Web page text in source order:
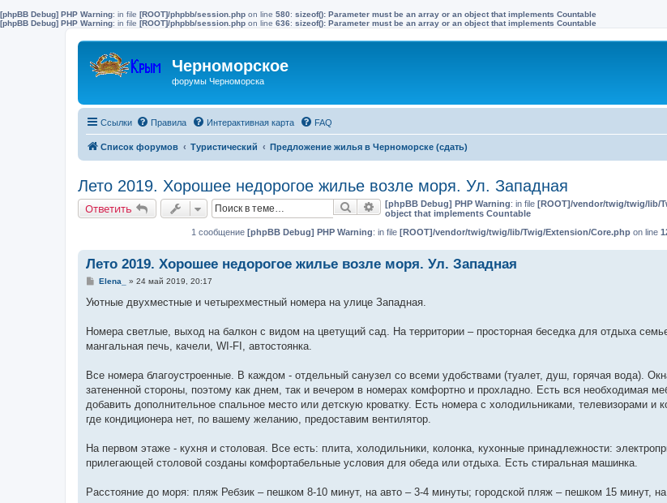
[phpBB Debug] PHP Warning: in file [ROOT]/phpbb/session.php on line 580: sizeof(): Parameter must be an array or an object that implements Countable
[phpBB Debug] PHP Warning: in file [ROOT]/phpbb/session.php on line 636: sizeof(): Parameter must be an array or an object that implements Countable
Черноморское
форумы Черноморска
Ссылки Правила Интерактивная карта FAQ
Список форумов Туристический Предложение жилья в Черноморске (сдать)
Лето 2019. Хорошее недорогое жилье возле моря. Ул. Западная
Ответить Поиск Расширенный поиск
[phpBB Debug] PHP Warning: in file [ROOT]/vendor/twig/twig/lib/
object that implements Countable
1 сообщение [phpBB Debug] PHP Warning: in file [ROOT]/vendor/twig/twig/lib/Twig/Extension/Core.php on line
Лето 2019. Хорошее недорогое жилье возле моря. Ул. Западная
С
о
е
и
Elena_ » 24 май 2019, 20:17
Уютные двухместные и четырехместный номера на улице Западная.
Номера светлые, выход на балкон с видом на цветущий сад. На территории – просторная беседка для отдыха
мангальная печь, качели, WI-FI, автостоянка.
Все номера благоустроенные. В каждом - отдельный санузел со всеми удобствами (туалет, душ, горячая вода).
затененной стороны, поэтому как днем, так и вечером в номерах комфортно и прохладно. Есть вся необходимая
добавить дополнительное спальное место или детскую кроватку. Есть номера с холодильниками, телевизорами и
где кондиционера нет, по вашему желанию, предоставим вентилятор.
На первом этаже - кухня и столовая. Все есть: плита, холодильники, колонка, кухонные принадлежности:
прилегающей столовой созданы комфортабельные условия для обеда или отдыха. Есть стиральная машинка.
Расстояние до моря: пляж Ребзик – пешком 8-10 минут, на авто – 3-4 минуты; городской пляж – пешком 15 минут, на